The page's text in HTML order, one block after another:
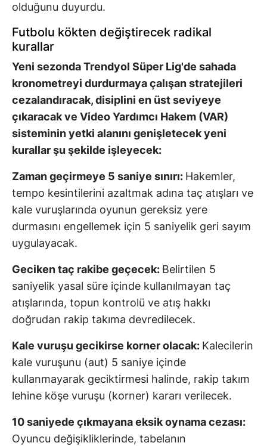
olduğunu duyurdu.
Futbolu kökten değiştirecek radikal
kurallar
Yeni sezonda Trendyol Süper Lig'de sahada
kronometreyi durdurmaya çalışan stratejileri
cezalandıracak, disiplini en üst seviyeye
çıkaracak ve Video Yardımcı Hakem (VAR)
sisteminin yetki alanını genişletecek yeni
kurallar şu şekilde işleyecek:
Zaman geçirmeye 5 saniye sınırı: Hakemler,
tempo kesintilerini azaltmak adına taç atışları ve
kale vuruşlarında oyunun gereksiz yere
durmasını engellemek için 5 saniyelik geri sayım
uygulayacak.
Geciken taç rakibe geçecek: Belirtilen 5
saniyelik yasal süre içinde kullanılmayan taç
atışlarında, topun kontrolü ve atış hakkı
doğrudan rakip takıma devredilecek.
Kale vuruşu gecikirse korner olacak: Kalecilerin
kale vuruşunu (aut) 5 saniye içinde
kullanmayarak geciktirmesi halinde, rakip takım
lehine köşe vuruşu (korner) kararı verilecek.
10 saniyede çıkmayana eksik oynama cezası:
Oyuncu değişikliklerinde, tabelanın